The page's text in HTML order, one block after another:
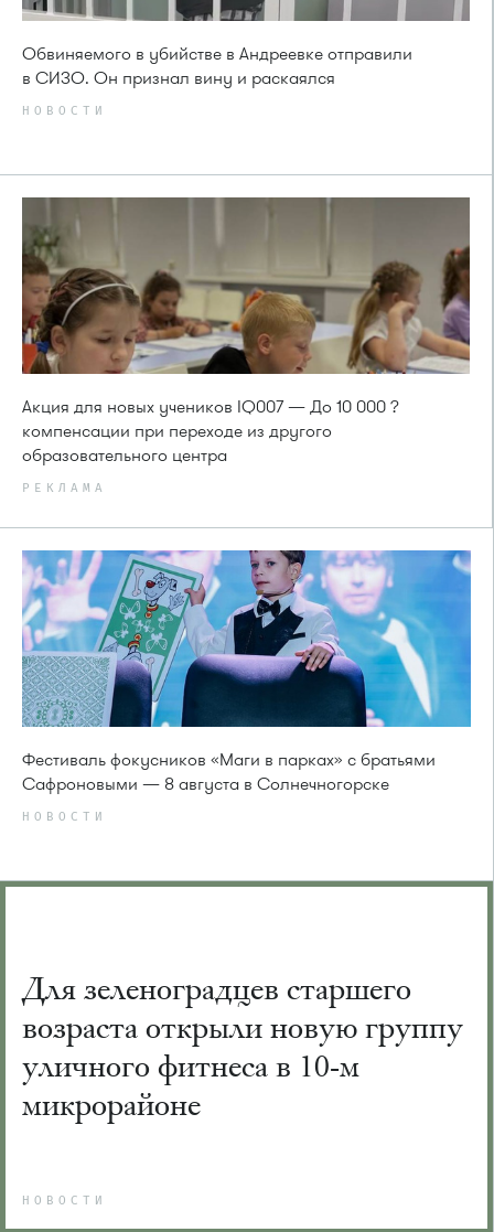
Обвиняемого в убийстве в Андреевке отправили
в СИЗО. Он признал вину и раскаялся
НОВОСТИ
Акция для новых учеников IQ007 — До 10 000 ?
компенсации при переходе из другого
образовательного центра
РЕКЛАМА
Фестиваль фокусников «Маги в парках» с братьями
Сафроновыми — 8 августа в Солнечногорске
НОВОСТИ
Для зеленоградцев старшего
возраста открыли новую группу
уличного фитнеса в 10-м
микрорайоне
НОВОСТИ